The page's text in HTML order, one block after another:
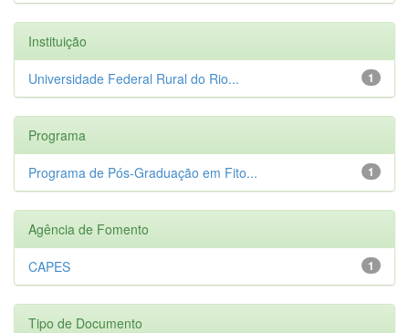
Instituição
1
Universidade Federal Rural do Rio...
Programa
1
Programa de Pós-Graduação em Fito...
Agência de Fomento
1
CAPES
Tipo de Documento